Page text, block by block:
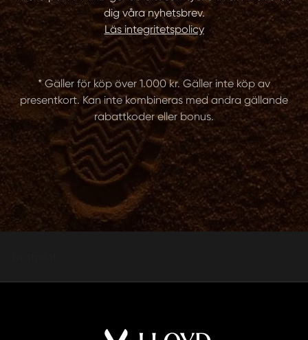
dig våra nyhetsbrev.
Läs integritetspolicy
* Gäller för köp över 1.000 kr. Gäller inte köp av
presentkort. Kan inte kombineras med andra gällande
rabattkoder eller bonus.